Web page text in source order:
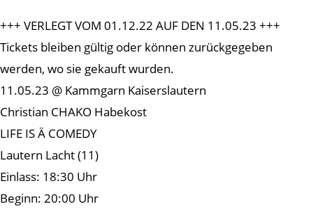
+++ VERLEGT VOM 01.12.22 AUF DEN 11.05.23 +++
Tickets bleiben gültig oder können zurückgegeben
werden, wo sie gekauft wurden.
11.05.23 @ Kammgarn Kaiserslautern
Christian CHAKO Habekost
LIFE IS Ä COMEDY
Lautern Lacht (11)
Einlass: 18:30 Uhr
Beginn: 20:00 Uhr